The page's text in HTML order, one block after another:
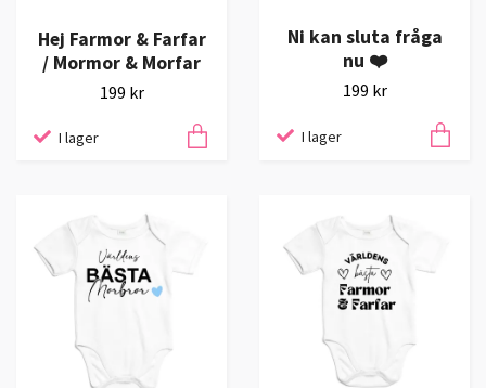
Hej Farmor & Farfar
/ Mormor & Morfar
199 kr
I lager
Ni kan sluta fråga
nu ❤️
199 kr
I lager